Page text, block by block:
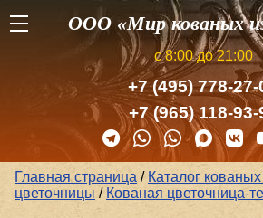
ООО «Мир кованых
с 8:00 до 21:00
+7 (495) 778-27-
+7 (965) 118-93-
Главная страница / Каталог
цветочницы / Кованая цветочница-